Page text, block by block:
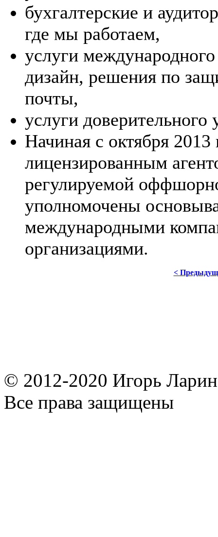
бухгалтерские и
где мы работаем,
услуги
дизайн, решения по
почты,
услуги доверительного
Начиная с октября 2013
лицензированным
регулируемой
уполномочены
международными
организациями.
<
© 2012-2020 Игорь
Все права защищены